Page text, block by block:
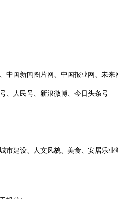
中国新闻图片网、中国报业网、未来
、人民号、新浪微博、今日头条号
市建设、人文风貌、美食、安居乐